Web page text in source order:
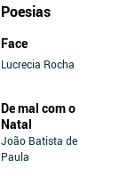
Poesias
Face
Lucrecia Rocha
De mal com o
Natal
João Batista de
Paula